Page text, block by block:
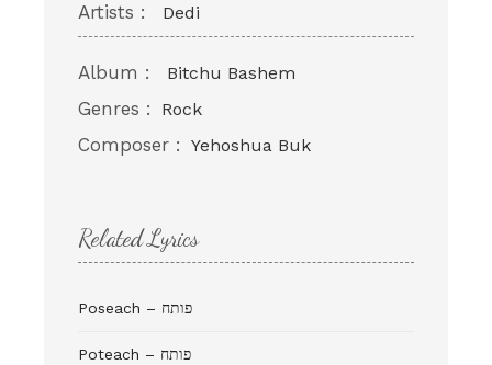
Artists : Dedi
Album : Bitchu Bashem
Genres : Rock
Composer : Yehoshua Buk
Related Lyrics
Poseach – פותח
Poteach – פותח